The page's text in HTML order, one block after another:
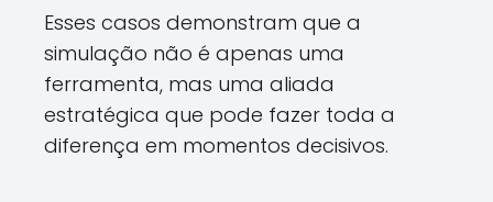
Esses casos demonstram que a
simulação não é apenas uma
ferramenta, mas uma aliada
estratégica que pode fazer toda a
diferença em momentos decisivos.